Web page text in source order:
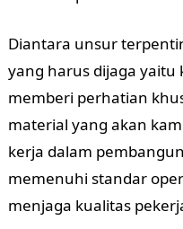
Diantara unsur
yang harus dijaga
memberi perhatian
material yang akan
kerja dalam
memenuhi standar
menjaga kualitas